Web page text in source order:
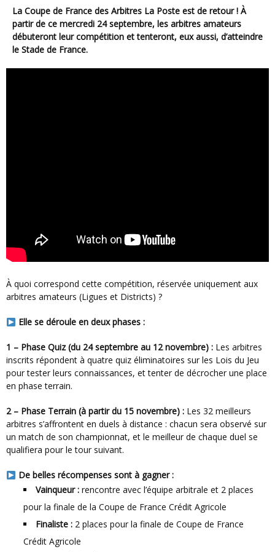
La Coupe de France des Arbitres La Poste est de retour ! À
partir de ce mercredi 24 septembre, les arbitres amateurs
débuteront leur compétition et tenteront, eux aussi, d’atteindre
le Stade de France.
À quoi correspond cette compétition, réservée uniquement aux
arbitres amateurs (Ligues et Districts) ?
Elle se déroule en deux phases :
1 – Phase Quiz (du 24 septembre au 12 novembre) : Les arbitres
inscrits répondent à quatre quiz éliminatoires sur les Lois du Jeu
pour tester leurs connaissances, et tenter de décrocher une place
en phase terrain.
2 – Phase Terrain (à partir du 15 novembre) : Les 32 meilleurs
arbitres s’affrontent en duels à distance : chacun sera observé sur
un match de son championnat, et le meilleur de chaque duel se
qualifiera pour le tour suivant.
De belles récompenses sont à gagner :
Vainqueur : rencontre avec l’équipe arbitrale et 2 places
pour la finale de la Coupe de France Crédit Agricole
Finaliste : 2 places pour la finale de Coupe de France
Crédit Agricole